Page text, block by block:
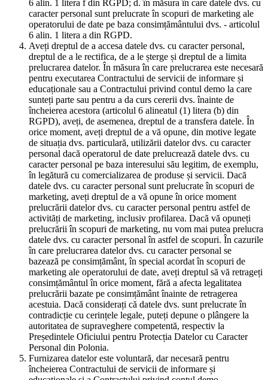
6 alin. 1 litera f din RGPD; d. în măsura în care datele dvs. cu
caracter personal sunt prelucrate în scopuri de marketing ale
operatorului de date pe baza consimțământului dvs. - articolul
6 alin. 1 litera a din RGPD.
Aveți dreptul de a accesa datele dvs. cu caracter personal,
dreptul de a le rectifica, de a le șterge și dreptul de a limita
prelucrarea datelor. În măsura în care prelucrarea este necesară
pentru executarea Contractului de servicii de informare și
educaționale sau a Contractului privind contul demo la care
sunteți parte sau pentru a da curs cererii dvs. înainte de
încheierea acestora (articolul 6 alineatul (1) litera (b) din
RGPD), aveți, de asemenea, dreptul de a transfera datele. În
orice moment, aveți dreptul de a vă opune, din motive legate
de situația dvs. particulară, utilizării datelor dvs. cu caracter
personal dacă operatorul de date prelucrează datele dvs. cu
caracter personal pe baza interesului său legitim, de exemplu,
în legătură cu comercializarea de produse și servicii. Dacă
datele dvs. cu caracter personal sunt prelucrate în scopuri de
marketing, aveți dreptul de a vă opune în orice moment
prelucrării datelor dvs. cu caracter personal pentru astfel de
activități de marketing, inclusiv profilarea. Dacă vă opuneți
prelucrării în scopuri de marketing, nu vom mai putea prelucra
datele dvs. cu caracter personal în astfel de scopuri. În cazurile
în care prelucrarea datelor dvs. cu caracter personal se
bazează pe consimțământ, în special acordat în scopuri de
marketing ale operatorului de date, aveți dreptul să vă retrageți
consimțământul în orice moment, fără a afecta legalitatea
prelucrării bazate pe consimțământ înainte de retragerea
acestuia. Dacă considerați că datele dvs. sunt prelucrate în
contradicție cu cerințele legale, puteți depune o plângere la
autoritatea de supraveghere competentă, respectiv la
Președintele Oficiului pentru Protecția Datelor cu Caracter
Personal din Polonia.
Furnizarea datelor este voluntară, dar necesară pentru
încheierea Contractului de servicii de informare și